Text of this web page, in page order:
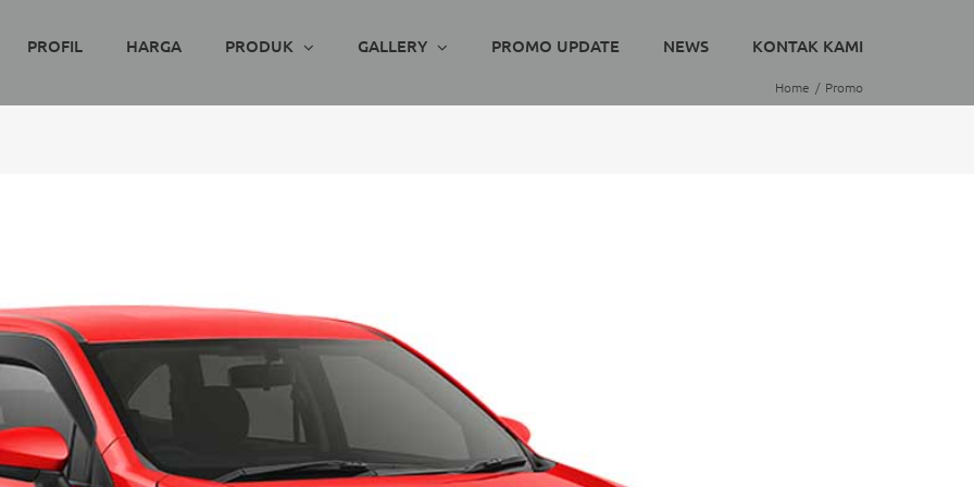
PROFIL HARGA PRODUK GALLERY PROMO UPDATE NEWS KONTAK KAMI
Home Promo